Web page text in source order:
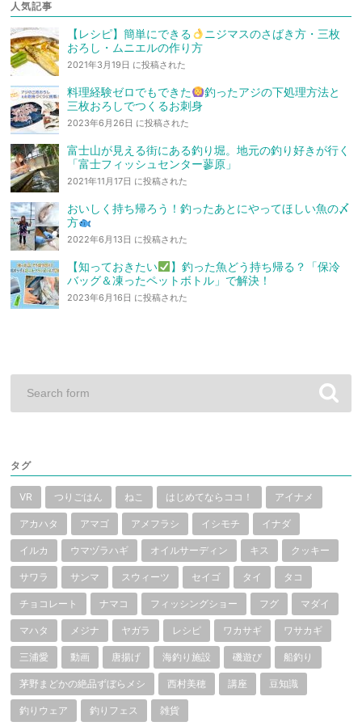
人気記事
【レシピ】簡単にできる
ニジマスのさばき方・三枚
おろし・ムニエルの作り方
2021年3月19日 に投稿された
料理経験ゼロでもできた
釣ったアジの下処理方法と
三枚おろしでつくるお刺身
2023年6月26日 に投稿された
富士山が見える街にある釣り堀。地元の釣り好きが行く
「富士フィッシュセンター蓼原」
2021年11月17日 に投稿された
おいしく持ち帰ろう！釣ったあとにやってほしい魚の〆
方
2022年6月13日 に投稿された
【知っておきたい
】釣った魚どう持ち帰る？「保冷
バッグ＆凍ったペットボトル」で解決！
2023年6月16日 に投稿された
タグ
VR つりごはん ねこ はじめてならココ！ アイナメ
アカハタ アマゴ アメフラシ イシモチ イナダ
イルカ ウマヅラハギ オイルサーディン キス クッキー
サワラ サンマ スウィーツ セイゴ タイ タコ
チョコレート ナマコ フィッシングショー フグ マダイ
マハタ メジナ ヤガラ レシピ ワカサギ ワサカギ
三浦愛 動画 唐揚げ 海釣り施設 磯遊び 船釣り
茅野まどかの絶品ずぼらメシ 西村美穂 講座 豆知識
釣りウェア 釣りフェス 雑貨